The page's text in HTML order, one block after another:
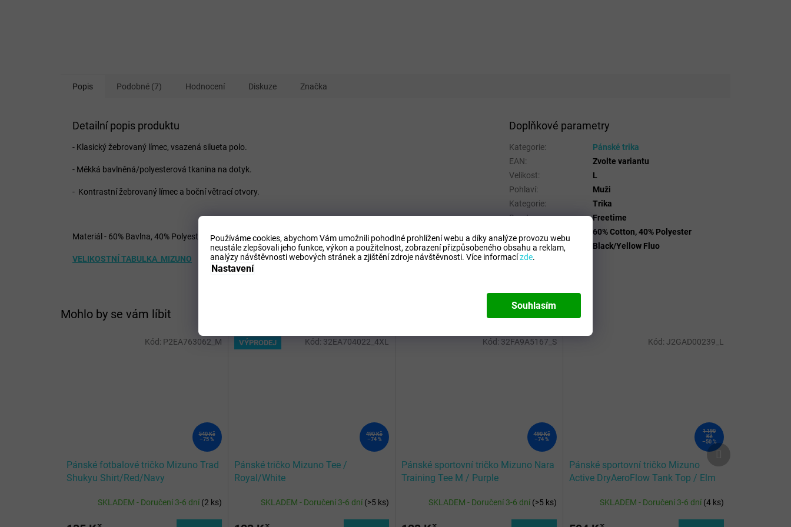
Používáme cookies, abychom Vám umožnili pohodlné prohlížení webu a díky analýze provozu webu
neustále zlepšovali jeho funkce, výkon a použitelnost, zobrazení přizpůsobeného obsahu a reklam,
analýzy návštěvnosti webových stránek a zjištění zdroje návštěvnosti. Více informacízde.
Nastavení
Souhlasím
Mohlo by se vám líbit
540 Kč
–75 %
Pánské fotbalové tričko Mizuno Trad
Shukyu Shirt/Red/Navy
SKLADEM - Doručení 3-6 dní(2 ks)
Kód: P2EA763062_M VÝPRODEJ
490 Kč
–74 %
Pánské tričko Mizuno Tee /
Royal/White
SKLADEM - Doručení 3-6 dní(>5 ks)
Kód: 32EA704022_4XL
490 Kč
–74 %
Pánské sportovní tričko Mizuno Nara
Training Tee M / Purple
SKLADEM - Doručení 3-6 dní(>5 ks)
Kód: 32FA9A5167_S
1 190
Kč
–50 %
Pánské sportovní tričko Mizuno
Active DryAeroFlow Tank Top / Elm
SKLADEM - Doručení 3-6 dní(4 ks)
Kód: J2GAD00239_L
Další
Popis Podobné (7) Hodnocení Diskuze Značka
Detailní popis produktu
- Klasický žebrovaný límec, vsazená silueta polo.
- Měkká bavlněná/polyesterová tkanina na dotyk.
- Kontrastní žebrovaný límec a boční větrací otvory.
Materiál - 60% Bavlna, 40% Polyester
VELIKOSTNÍ TABULKA_MIZUNO
Doplňkové parametry
Kategorie:
Pánské trika
EAN:
Zvolte variantu
Velikost:
L
Pohlaví:
Muži
Kategorie:
Trika
Sport:
Freetime
60% Cotton, 40% Polyester
Barva
Black/Yellow Fluo